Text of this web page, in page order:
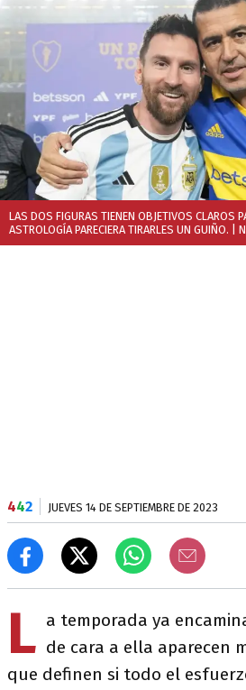
LAS DOS FIGURAS TIENEN OBJETIVOS CLAROS
ASTROLOGÍA PARECIERA TIRARLES UN GUIÑO. |
442 JUEVES 14 DE SEPTIEMBRE DE 2023
L a temporada ya
de cara a ella aparecen
que definen si todo el